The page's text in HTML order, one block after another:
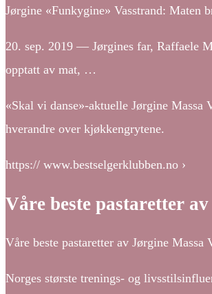
Jørgine «Funkygine» Vasstrand: Maten
20. sep. 2019 — Jørgines far, Raffaele
opptatt av mat, …
«Skal vi danse»-aktuelle Jørgine
hverandre over kjøkkengrytene.
https:// www.bestselgerklubben.no ›
Våre beste pastaretter
Våre beste pastaretter av Jørgine
Norges største trenings- og